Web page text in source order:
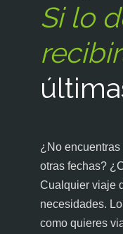
Si lo
¿No
otras fechas?
Cualquier viaje
necesidades.
como quieres